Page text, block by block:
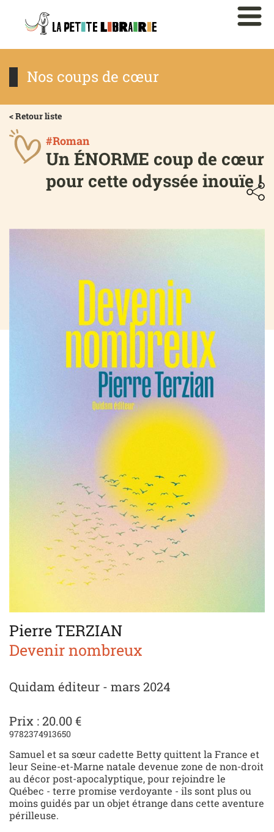
Nos coups de cœur
< Retour liste
#Roman
Un ÉNORME coup de cœur
pour cette odyssée inouïe !
Pierre TERZIAN
Devenir nombreux
Quidam éditeur - mars 2024
Prix : 20.00 €
9782374913650
Samuel et sa sœur cadette Betty quittent la France et
leur Seine-et-Marne natale devenue zone de non-droit
au décor post-apocalyptique, pour rejoindre le
Québec - terre promise verdoyante - ils sont plus ou
moins guidés par un objet étrange dans cette aventure
périlleuse.